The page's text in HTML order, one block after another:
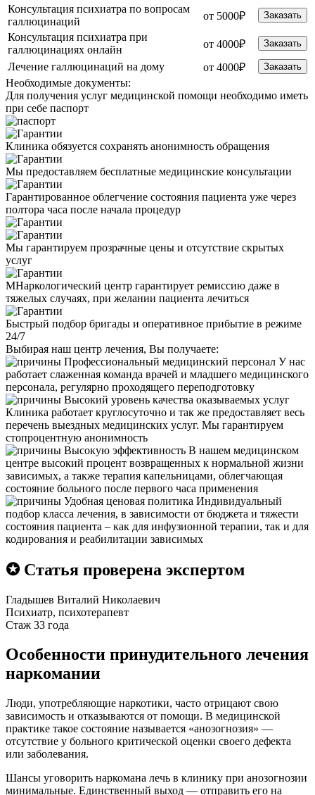
Консультация психиатра по вопросам
галлюцинаций
от 5000₽ Заказать
Консультация психиатра при
галлюцинациях онлайн
от 4000₽ Заказать
Лечение галлюцинаций на дому от 4000₽ Заказать
Необходимые документы:
Для получения услуг медицинской помощи необходимо иметь
при себе паспорт
Клиника обязуется сохранять анонимность обращения
Мы предоставляем бесплатные медицинские консультации
Гарантированное облегчение состояния пациента уже через
полтора часа после начала процедур
Мы гарантируем прозрачные цены и отсутствие скрытых
услуг
МНаркологический центр гарантирует ремиссию даже в
тяжелых случаях, при желании пациента лечиться
Быстрый подбор бригады и оперативное прибытие в режиме
24/7
Выбирая наш центр лечения, Вы получаете:
Профессиональный медицинский персонал У нас
работает слаженная команда врачей и младшего медицинского
персонала, регулярно проходящего переподготовку
Высокий уровень качества оказываемых услуг
Клиника работает круглосуточно и так же предоставляет весь
перечень выездных медицинских услуг. Мы гарантируем
стопроцентную анонимность
Высокую эффективность В нашем медицинском
центре высокий процент возвращенных к нормальной жизни
зависимых, а также терапия капельницами, облегчающая
состояние больного после первого часа применения
Удобная ценовая политика Индивидуальный
подбор класса лечения, в зависимости от бюджета и тяжести
состояния пациента – как для инфузионной терапии, так и для
кодирования и реабилитации зависимых
✪ Статья проверена экспертом
Гладышев Виталий Николаевич
Психиатр, психотерапевт
Стаж 33 года
Особенности принудительного лечения
наркомании
Люди, употребляющие наркотики, часто отрицают свою
зависимость и отказываются от помощи. В медицинской
практике такое состояние называется «анозогнозия» —
отсутствие у больного критической оценки своего дефекта
или заболевания.
Шансы уговорить наркомана лечь в клинику при анозогнозии
минимальные. Единственный выход — отправить его на